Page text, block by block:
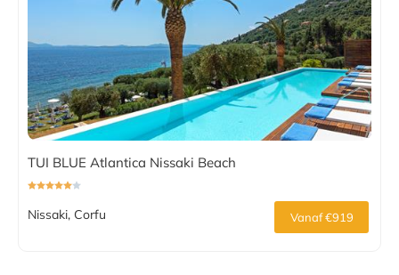
TUI BLUE Atlantica Nissaki Beach
Nissaki, Corfu Vanaf €919